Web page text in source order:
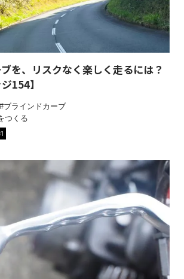
を、リスクなく楽しく走るには？
154】
ブラインドカーブ
つくる